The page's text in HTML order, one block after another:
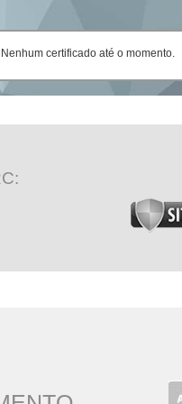
Nenhum certificado até o momento.